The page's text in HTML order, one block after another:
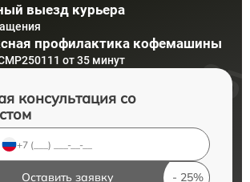
выезд курьера
профилактика кофемашины
от 35 минут
консультация со
Оставить заявку